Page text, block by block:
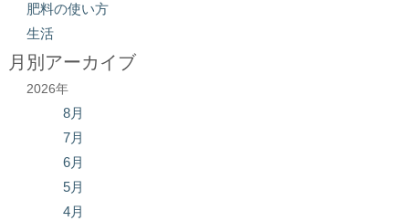
肥料の使い方
生活
月別アーカイブ
2026年
8月
7月
6月
5月
4月